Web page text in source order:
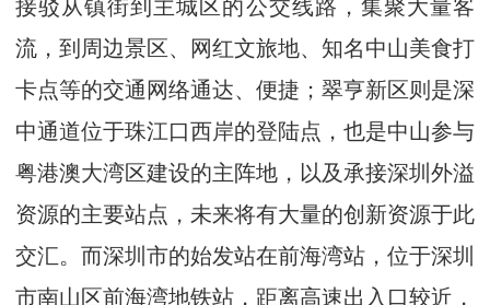
接驳从镇街到主城区的公交线路，集聚大量客
流，到周边景区、网红文旅地、知名中山美食打
卡点等的交通网络通达、便捷；翠亨新区则是深
中通道位于珠江口西岸的登陆点，也是中山参与
粤港澳大湾区建设的主阵地，以及承接深圳外溢
资源的主要站点，未来将有大量的创新资源于此
交汇。而深圳市的始发站在前海湾站，位于深圳
市南山区前海湾地铁站，距离高速出入口较近，